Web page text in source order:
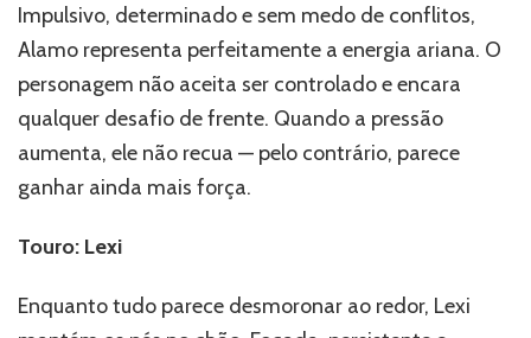
Impulsivo, determinado e sem medo de conflitos,
Alamo representa perfeitamente a energia ariana. O
personagem não aceita ser controlado e encara
qualquer desafio de frente. Quando a pressão
aumenta, ele não recua — pelo contrário, parece
ganhar ainda mais força.
Touro: Lexi
Enquanto tudo parece desmoronar ao redor, Lexi